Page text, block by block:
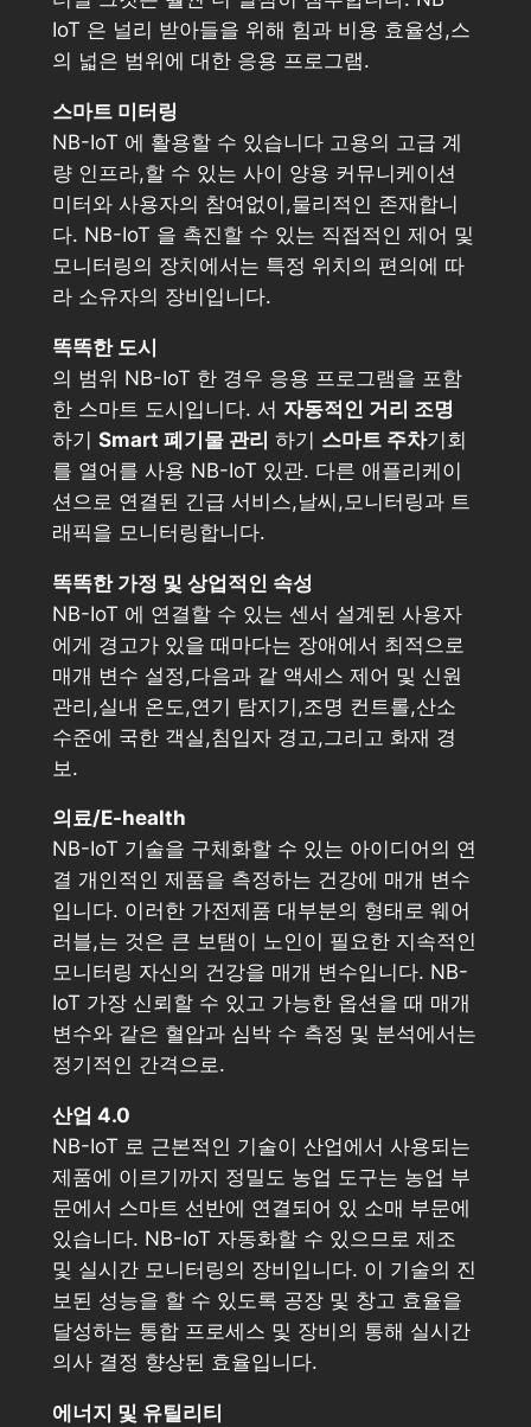
IoT 은 널리 받아들을 위해 힘과 비용 효율성,스
의 넓은 범위에 대한 응용 프로그램.
스마트 미터링
NB-IoT 에 활용할 수 있습니다 고용의 고급 계
량 인프라,할 수 있는 사이 양용 커뮤니케이션
미터와 사용자의 참여없이,물리적인 존재합니
다. NB-IoT 을 촉진할 수 있는 직접적인 제어 및
모니터링의 장치에서는 특정 위치의 편의에 따
라 소유자의 장비입니다.
똑똑한 도시
의 범위 NB-IoT 한 경우 응용 프로그램을 포함
한 스마트 도시입니다. 서 자동적인 거리 조명
하기 Smart 폐기물 관리 하기 스마트 주차기회
를 열어를 사용 NB-IoT 있관. 다른 애플리케이
션으로 연결된 긴급 서비스,날씨,모니터링과 트
래픽을 모니터링합니다.
똑똑한 가정 및 상업적인 속성
NB-IoT 에 연결할 수 있는 센서 설계된 사용자
에게 경고가 있을 때마다는 장애에서 최적으로
매개 변수 설정,다음과 같 액세스 제어 및 신원
관리,실내 온도,연기 탐지기,조명 컨트롤,산소
수준에 국한 객실,침입자 경고,그리고 화재 경
보.
의료/E-health
NB-IoT 기술을 구체화할 수 있는 아이디어의 연
결 개인적인 제품을 측정하는 건강에 매개 변수
입니다. 이러한 가전제품 대부분의 형태로 웨어
러블,는 것은 큰 보탬이 노인이 필요한 지속적인
모니터링 자신의 건강을 매개 변수입니다. NB-
IoT 가장 신뢰할 수 있고 가능한 옵션을 때 매개
변수와 같은 혈압과 심박 수 측정 및 분석에서는
정기적인 간격으로.
산업 4.0
NB-IoT 로 근본적인 기술이 산업에서 사용되는
제품에 이르기까지 정밀도 농업 도구는 농업 부
문에서 스마트 선반에 연결되어 있 소매 부문에
있습니다. NB-IoT 자동화할 수 있으므로 제조
및 실시간 모니터링의 장비입니다. 이 기술의 진
보된 성능을 할 수 있도록 공장 및 창고 효율을
달성하는 통합 프로세스 및 장비의 통해 실시간
의사 결정 향상된 효율입니다.
에너지 및 유틸리티